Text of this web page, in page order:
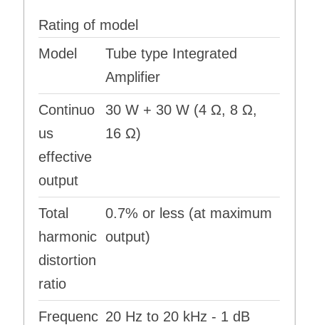
Rating of model
Model
Tube type Integrated
Amplifier
Continuo
us
effective
output
30 W + 30 W (4 Ω, 8 Ω,
16 Ω)
Total
harmonic
distortion
ratio
0.7% or less (at maximum
output)
Frequenc 20 Hz to 20 kHz - 1 dB